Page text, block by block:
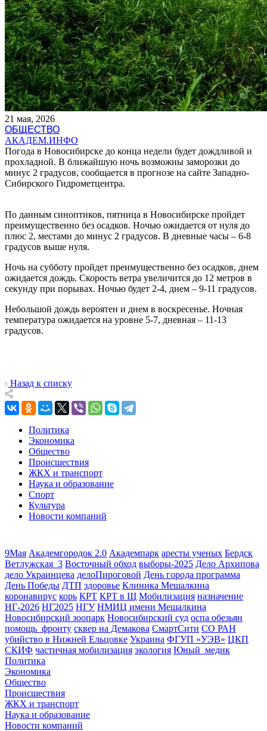
21 мая, 2026
ОБЩЕСТВО
АКАДЕМ.ИНФО
Погода в Новосибирске до конца недели будет дождливой и
прохладной. В ближайшую ночь возможны заморозки до
минус 2 градусов, сообщается в прогнозе на сайте Западно-
Сибирского Гидрометцентра.
По данным синоптиков, пятница в Новосибирске пройдет
преимущественно без осадков. Ночью ожидается от нуля до
плюс 2, местами до минус 2 градусов. В дневные часы – 6-8
градусов выше нуля.
Ночь на субботу пройдет преимущественно без осадков, днем
ожидается дождь. Скорость ветра увеличится до 12 метров в
секунду при порывах. Ночью будет 2-4, днем – 9-11 градусов.
Небольшой дождь вероятен и днем в воскресенье. Ночная
температура ожидается на уровне 5-7, дневная – 11-13
градусов.
Назад к списку
Политика
Экономика
Общество
Происшествия
ЖКХ и транспорт
Наука и образование
Спорт
Культура
Новости компаний
9Мая Академгородок 2.0 Академпарк аресты ученых Бердск
Ветлужская_3 Восточный обход выборы-2025 Дело Архипова
дело Украинцева делоПироговой День города программа
День Победы ДТП здоровье Клиника Мешалкина
коронавирус корь КРТ КРТ в Щ Мобилизация назначение
НГ-2026 НГ2025 НГУ НМИЦ имени Мешалкина
Новосибирский зоопарк Новосибирский суд оспа обезьян
помощь_фронту сквер на Демакова СмартСити СО РАН
убийство в Нижней Ельцовке Украина ФГУП «УЭВ» ЦКП
СКИФ частичная мобилизация экология Юный_медик
Политика
Экономика
Общество
Происшествия
ЖКХ и транспорт
Наука и образование
Новости компаний